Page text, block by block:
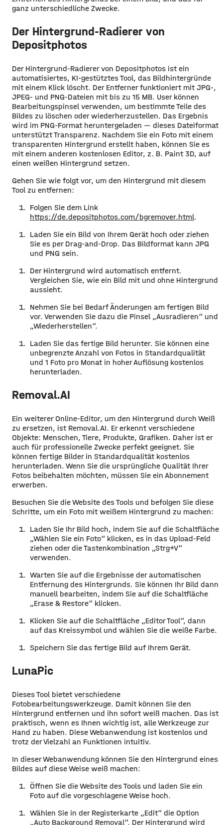
ganz unterschiedliche Zwecke.
Der Hintergrund-Radierer von
Depositphotos
Der Hintergrund-Radierer von Depositphotos ist ein
automatisiertes, KI-gestütztes Tool, das Bildhintergründe
mit einem Klick löscht. Der Entferner funktioniert mit JPG-,
JPEG- und PNG-Dateien mit bis zu 15 MB. User können
Bearbeitungspinsel verwenden, um bestimmte Teile des
Bildes zu löschen oder wiederherzustellen. Das Ergebnis
wird im PNG-Format heruntergeladen — dieses Dateiformat
unterstützt Transparenz. Nachdem Sie ein Foto mit einem
transparenten Hintergrund erstellt haben, können Sie es
mit einem anderen kostenlosen Editor, z. B. Paint 3D, auf
einen weißen Hintergrund setzen.
Gehen Sie wie folgt vor, um den Hintergrund mit diesem
Tool zu entfernen:
Folgen Sie dem Link
https://de.depositphotos.com/bgremover.html.
Laden Sie ein Bild von Ihrem Gerät hoch oder ziehen
Sie es per Drag-and-Drop. Das Bildformat kann JPG
und PNG sein.
Der Hintergrund wird automatisch entfernt.
Vergleichen Sie, wie ein Bild mit und ohne Hintergrund
aussieht.
Nehmen Sie bei Bedarf Änderungen am fertigen Bild
vor. Verwenden Sie dazu die Pinsel „Ausradieren“ und
„Wiederherstellen“.
Laden Sie das fertige Bild herunter. Sie können eine
unbegrenzte Anzahl von Fotos in Standardqualität
und 1 Foto pro Monat in hoher Auflösung kostenlos
herunterladen.
Removal.AI
Ein weiterer Online-Editor, um den Hintergrund durch Weiß
zu ersetzen, ist Removal.AI. Er erkennt verschiedene
Objekte: Menschen, Tiere, Produkte, Grafiken. Daher ist er
auch für professionelle Zwecke perfekt geeignet. Sie
können fertige Bilder in Standardqualität kostenlos
herunterladen. Wenn Sie die ursprüngliche Qualität Ihrer
Fotos beibehalten möchten, müssen Sie ein Abonnement
erwerben.
Besuchen Sie die Website des Tools und befolgen Sie diese
Schritte, um ein Foto mit weißem Hintergrund zu machen:
Laden Sie Ihr Bild hoch, indem Sie auf die Schaltfläche
„Wählen Sie ein Foto“ klicken, es in das Upload-Feld
ziehen oder die Tastenkombination „Strg+V“
verwenden.
Warten Sie auf die Ergebnisse der automatischen
Entfernung des Hintergrunds. Sie können Ihr Bild dann
manuell bearbeiten, indem Sie auf die Schaltfläche
„Erase & Restore“ klicken.
Klicken Sie auf die Schaltfläche „Editor Tool“, dann
auf das Kreissymbol und wählen Sie die weiße Farbe.
Speichern Sie das fertige Bild auf Ihrem Gerät.
LunaPic
Dieses Tool bietet verschiedene
Fotobearbeitungswerkzeuge. Damit können Sie den
Hintergrund entfernen und ihn sofort weiß machen. Das ist
praktisch, wenn es Ihnen wichtig ist, alle Werkzeuge zur
Hand zu haben. Diese Webanwendung ist kostenlos und
trotz der Vielzahl an Funktionen intuitiv.
In dieser Webanwendung können Sie den Hintergrund eines
Bildes auf diese Weise weiß machen:
Öffnen Sie die Website des Tools und laden Sie ein
Foto auf die vorgeschlagene Weise hoch.
Wählen Sie in der Registerkarte „Edit“ die Option
„Auto Background Removal“. Der Hintergrund wird